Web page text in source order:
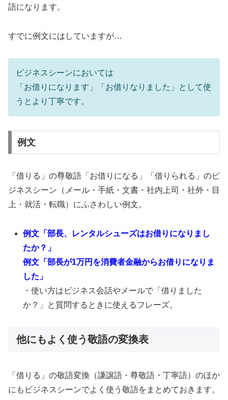
語になります。
すでに例文にはしていますが…
ビジネスシーンにおいては
「お借りになります」「お借りなりました」として使
うとより丁寧です。
例文
「借りる」の尊敬語「お借りになる」「借りられる」のビ
ジネスシーン（メール・手紙・文書・社内上司・社外・目
上・就活・転職）にふさわしい例文。
例文「部長、レンタルシューズはお借りになりまし
たか？」
例文「部長が1万円を消費者金融からお借りになりま
した」
・使い方はビジネス会話やメールで「借りました
か？」と質問するときに使えるフレーズ。
他にもよく使う敬語の変換表
「借りる」の敬語変換（謙譲語・尊敬語・丁寧語）のほか
にもビジネスシーンでよく使う敬語をまとめておきます。